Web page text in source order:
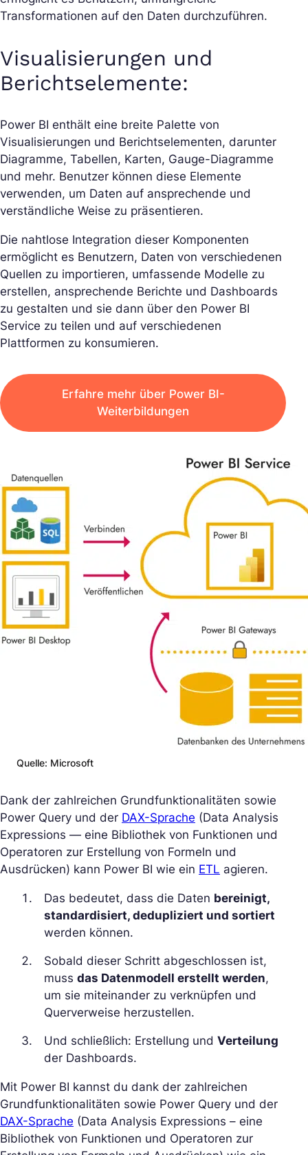
Transformationen auf den Daten durchzuführen.
Visualisierungen und
Berichtselemente:
Power BI enthält eine breite Palette von
Visualisierungen und Berichtselementen, darunter
Diagramme, Tabellen, Karten, Gauge-Diagramme
und mehr. Benutzer können diese Elemente
verwenden, um Daten auf ansprechende und
verständliche Weise zu präsentieren.
Die nahtlose Integration dieser Komponenten
ermöglicht es Benutzern, Daten von verschiedenen
Quellen zu importieren, umfassende Modelle zu
erstellen, ansprechende Berichte und Dashboards
zu gestalten und sie dann über den Power BI
Service zu teilen und auf verschiedenen
Plattformen zu konsumieren.
Erfahre mehr über Power BI-
Weiterbildungen
Quelle: Microsoft
Dank der zahlreichen Grundfunktionalitäten sowie
Power Query und der DAX-Sprache (Data Analysis
Expressions — eine Bibliothek von Funktionen und
Operatoren zur Erstellung von Formeln und
Ausdrücken) kann Power BI wie ein ETL agieren.
Das bedeutet, dass die Daten bereinigt,
standardisiert, dedupliziert und sortiert
werden können.
Sobald dieser Schritt abgeschlossen ist,
muss das Datenmodell erstellt werden,
um sie miteinander zu verknüpfen und
Querverweise herzustellen.
Und schließlich: Erstellung und Verteilung
der Dashboards.
Mit Power BI kannst du dank der zahlreichen
Grundfunktionalitäten sowie Power Query und der
DAX-Sprache (Data Analysis Expressions – eine
Bibliothek von Funktionen und Operatoren zur